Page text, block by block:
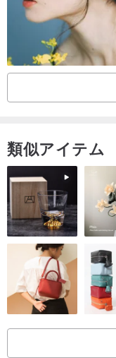
シンプルな衝突防止紙
❀ 誰かへのギフトの場
で実用的な[White
をお勧めします〜
❀ ギフトボックス購
❀ 無料のメモ書きサー
50文字以内で残してく
【ジュエリーのお手入
● 酸化速度を遅らせ、
は「酸化防止ジュエリ
類似アイテム